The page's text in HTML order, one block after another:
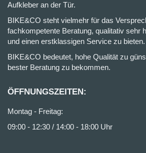
Aufkleber an der Tür.
BIKE&CO steht vielmehr für das
fachkompetente Beratung, qualitativ sehr
und einen erstklassigen Service zu bieten.
BIKE&CO bedeutet, hohe Qualität zu
bester Beratung zu bekommen.
ÖFFNUNGSZEITEN:
Montag - Freitag:
09:00 - 12:30 / 14:00 - 18:00 Uhr